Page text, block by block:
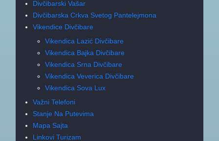
Divčibarski Vašar
Divčibarska Crkva Svetog Pantelejmona
Vikendice Divčibare
Vikendica Lazić Divčibare
Vikendica Bajka Divčibare
Vikendica Srna Divčibare
Vikendica Veverica Divčibare
Vikendica Sova Lux
Važni Telefoni
Stanje Na Putevima
Mapa Sajta
Linkovi Turizam